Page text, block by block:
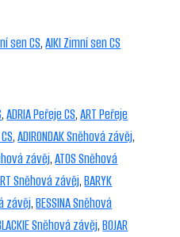
sen CS,AIKI Zimní sen CS
,ADRIA Peřeje CS,ART Peřeje
,ADIRONDAK Sněhová závěj,
závěj,ATOS Sněhová
Sněhová závěj,BARYK
závěj,BESSINA Sněhová
Sněhová závěj,BOJAR